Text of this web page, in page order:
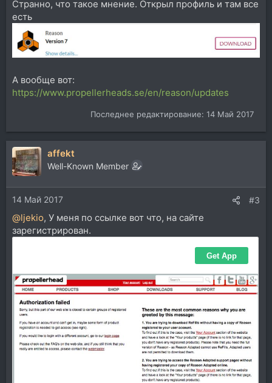
Странно, что такое мнение. Открыл профиль и там все
есть
А вообще вот:
https://www.propellerheads.se/en/reason/updates
Последнее редактирование: 14 Май 2017
affekt
Well-Known Member
14 Май 2017 #3
@ljekio, У меня по ссылке вот что, на сайте
зарегистрирован.